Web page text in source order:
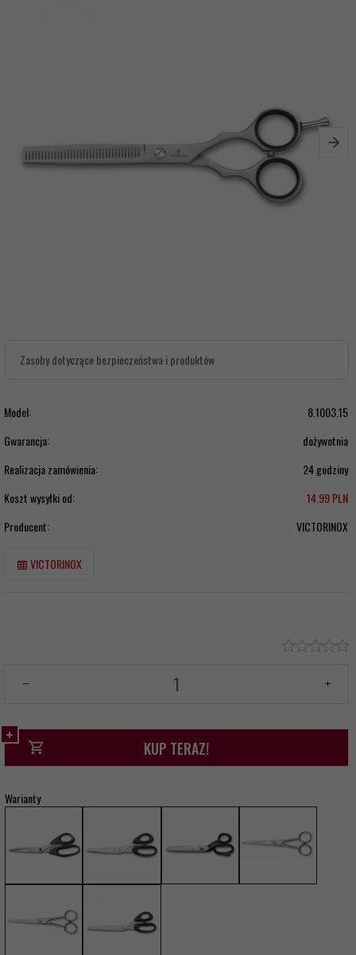
Zasoby dotyczące bezpieczeństwa i produktów
Model:
8.1003.15
Gwarancja:
dożywotnia
Realizacja zamówienia:
24 godziny
Koszt wysyłki od:
14.99 PLN
Producent:
VICTORINOX
VICTORINOX
KUP TERAZ!
Warianty